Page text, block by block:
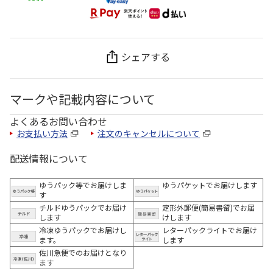
シェアする
マークや記載内容について
よくあるお問い合わせ
お支払い方法 注文のキャンセルについて
配送情報について
ゆうパック等でお届けしま
す
ゆうパケットでお届けします
チルドゆうパックでお届け
します
定形外郵便(簡易書留)でお届
けします
冷凍ゆうパックでお届けし
ます。
レターパックライトでお届け
します
佐川急便でのお届けとなり
ます